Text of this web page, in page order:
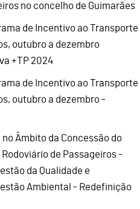
no concelho de Guimarães
de Incentivo ao Transporte
outubro a dezembro
+TP 2024
de Incentivo ao Transporte
outubro a dezembro -
Âmbito da Concessão do
de Passageiros -
da Qualidade e
Ambiental - Redefinição